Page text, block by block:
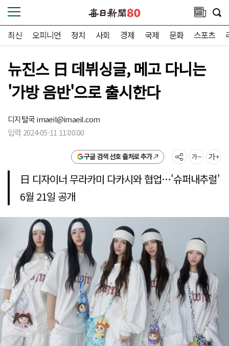
최신 오피니언 정치 사회 경제 국제 문화 스포츠
뉴진스 日 데뷔싱글, 메고 다니는
'가방 음반'으로 출시한다
디지털국imaeil@imaeil.com
입력 2024-05-11 11:00:00
구글 검색 선호 출처로 추가
日 디자이너 무라카미 다카시와 협업…'슈퍼내추럴'
6월 21일 공개